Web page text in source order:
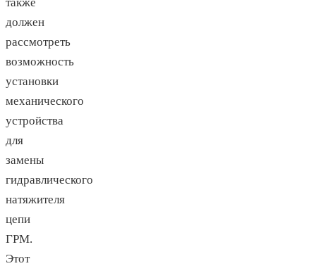
должен
рассмотреть
возможность
установки
механического
устройства
для
замены
гидравлического
натяжителя
цепи
ГРМ.
Этот